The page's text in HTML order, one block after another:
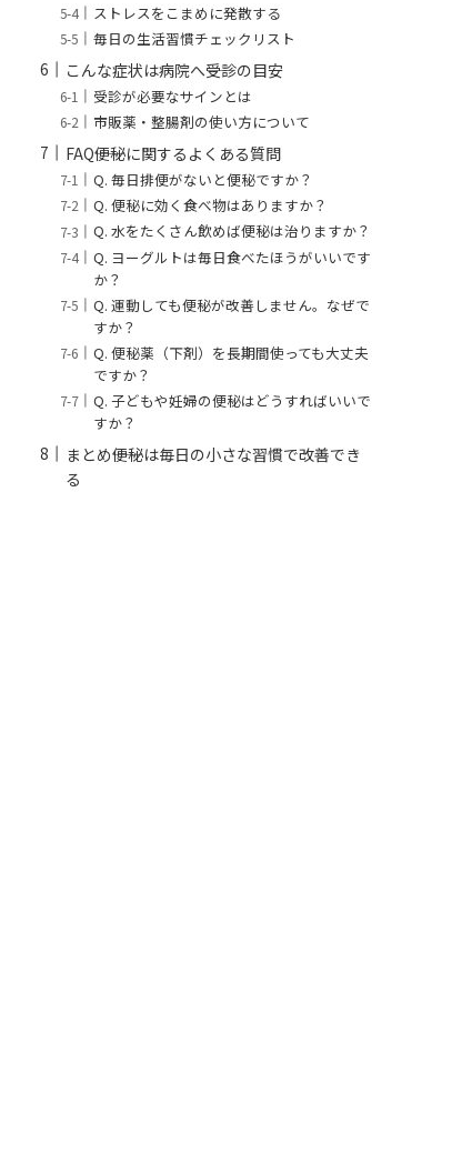
ストレスをこまめに発散する
毎日の生活習慣チェックリスト
こんな症状は病院へ――受診の目安
受診が必要なサインとは
市販薬・整腸剤の使い方について
FAQ――便秘に関するよくある質問
Q. 毎日排便がないと便秘ですか？
Q. 便秘に効く食べ物はありますか？
Q. 水をたくさん飲めば便秘は治りますか？
Q. ヨーグルトは毎日食べたほうがいいです
か？
Q. 運動しても便秘が改善しません。なぜで
すか？
Q. 便秘薬（下剤）を長期間使っても大丈夫
ですか？
Q. 子どもや妊婦の便秘はどうすればいいで
すか？
まとめ――便秘は毎日の小さな習慣で改善でき
る